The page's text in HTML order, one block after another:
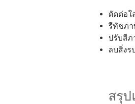
ตัดต่อใ
รีทัชภา
ปรับสี
ลบสิ่งร
สรุ